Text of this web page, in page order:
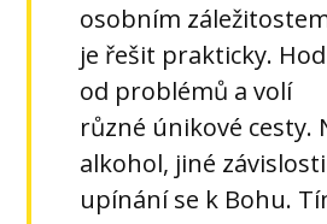
osobním
je řešit prakticky.
od problémů a volí
různé únikové cesty.
alkohol, jiné
upínání se k Bohu.